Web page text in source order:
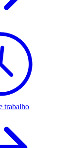
trabalho